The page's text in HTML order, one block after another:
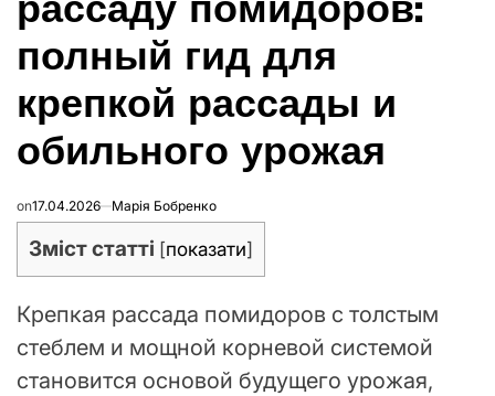
полный гид для
крепкой рассады и
обильного урожая
on17.04.2026 Марія Бобренко
Зміст статті [показати]
Крепкая рассада помидоров с толстым
стеблем и мощной корневой системой
становится основой будущего урожая,